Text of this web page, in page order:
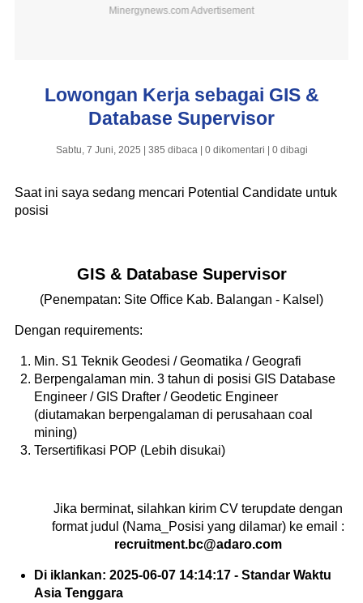
Lowongan Kerja sebagai GIS &
Database Supervisor
Sabtu, 7 Juni, 2025 | 385 dibaca | 0 dikomentari | 0 dibagi
Saat ini saya sedang mencari Potential Candidate untuk
posisi
GIS & Database Supervisor
(Penempatan: Site Office Kab. Balangan - Kalsel)
Dengan requirements:
Min. S1 Teknik Geodesi / Geomatika / Geografi
Berpengalaman min. 3 tahun di posisi GIS Database
Engineer / GIS Drafter / Geodetic Engineer
(diutamakan berpengalaman di perusahaan coal
mining)
Tersertifikasi POP (Lebih disukai)
Jika berminat, silahkan kirim CV terupdate dengan
format judul (Nama_Posisi yang dilamar) ke email :
recruitment.bc@adaro.com
Di iklankan: 2025-06-07 14:14:17 - Standar Waktu
Asia Tenggara